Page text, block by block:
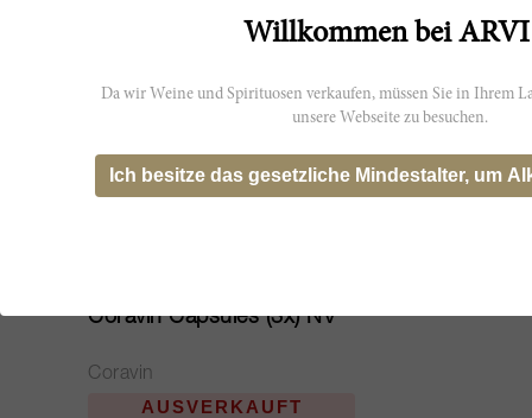
Coravin Capsules (3x) NV
Coravin
AUSVERKAUFT
Willkommen bei
Da wir Weine und Spirituosen verkaufen, müssen Sie in Ihrem
unsere Webseite zu besuchen.
Ich besitze das gesetzliche Mindestalter, um